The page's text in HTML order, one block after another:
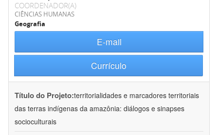
COORDENADOR(A)
CIÊNCIAS HUMANAS
Geografia
E-mail
Currículo
Título do Projeto:territorialidades e marcadores territoriais
das terras indígenas da amazônia: diálogos e sinapses
socioculturais